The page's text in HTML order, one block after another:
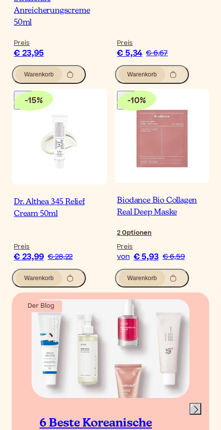
Anreicherungscreme
50ml
Preis
€ 23,95
Warenkorb
Preis
€ 5,34 € 6,67
Warenkorb
-15%
Dr. Althea 345 Relief
Cream 50ml
Preis
€ 23,99 € 28,22
Warenkorb
-10%
Biodance Bio Collagen
Real Deep Maske
2Optionen
Preis
von € 5,93 € 6,59
Warenkorb
Der Blog
6 Beste Koreanische